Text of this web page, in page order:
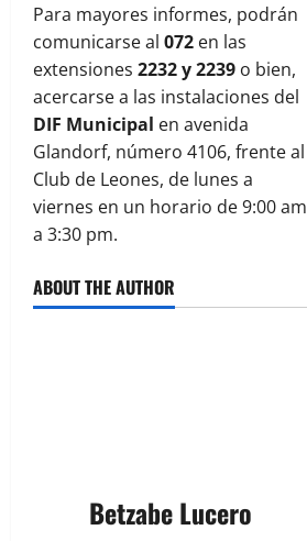
Para mayores informes, podrán
comunicarse al 072 en las
extensiones 2232 y 2239 o bien,
acercarse a las instalaciones del
DIF Municipal en avenida
Glandorf, número 4106, frente al
Club de Leones, de lunes a
viernes en un horario de 9:00 am
a 3:30 pm.
ABOUT THE AUTHOR
Betzabe Lucero